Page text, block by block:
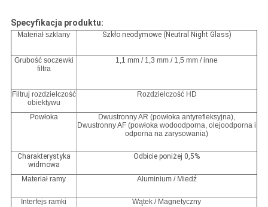
Specyfikacja produktu:
Materiał szklany Szkło neodymowe (Neutral Night Glass)
Grubość soczewki
filtra
1,1 mm / 1,3 mm / 1,5 mm / inne
Filtruj rozdzielczość
obiektywu
Rozdzielczość HD
Powłoka
Dwustronny AR (powłoka antyrefleksyjna),
Dwustronny AF (powłoka wodoodporna, olejoodporna i
odporna na zarysowania)
Charakterystyka
widmowa
Odbicie poniżej 0,5%
Materiał ramy Aluminium / Miedź
Interfejs ramki Wątek / Magnetyczny